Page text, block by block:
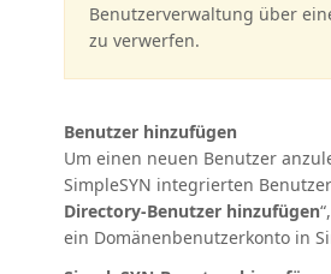
Benutzerverwaltung über
zu verwerfen.
Benutzer hinzufügen
Um einen neuen Benutzer
SimpleSYN integrierten
Directory-Benutzer hinzufügen
ein Domänenbenutzerkonto in